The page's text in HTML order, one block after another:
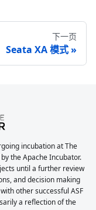
下一页
Seata XA 模式
incubation at The
the Apache Incubator.
until a further review
and decision making
other successful ASF
a reflection of the